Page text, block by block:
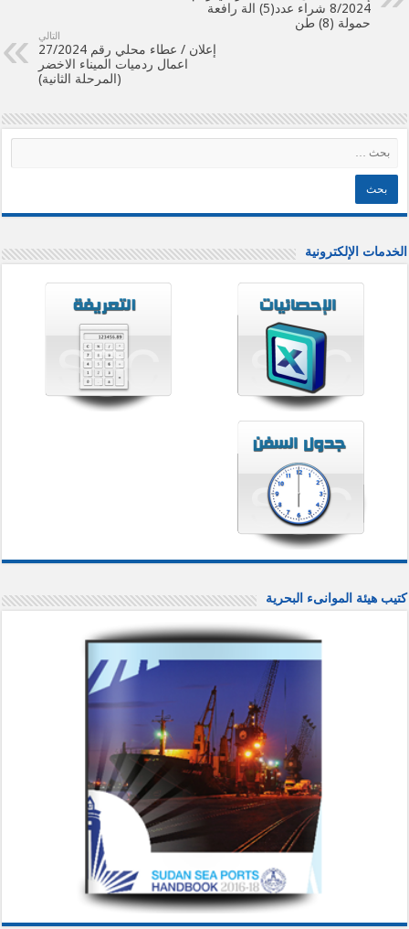
8/2024 شراء عدد(5) الة رافعة
حمولة (8) طن
التالي
إعلان / عطاء محلي رقم 27/2024
اعمال ردميات الميناء الاخضر
(المرحلة الثانية)
الخدمات الإلكترونية
كتيب هيئة الموانىء البحرية